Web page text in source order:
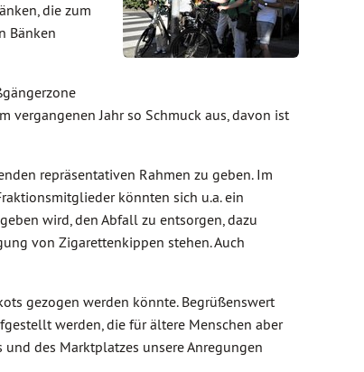
die zum
Bänken
vergangenen Jahr so Schmuck aus, davon ist
repräsentativen Rahmen zu geben. Im
könnten sich u.a. ein
wird, den Abfall zu entsorgen, dazu
von Zigarettenkippen stehen. Auch
gezogen werden könnte. Begrüßenswert
werden, die für ältere Menschen aber
des Marktplatzes unsere Anregungen